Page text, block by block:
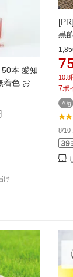
本 愛知
着色 お料
弁当、お
入り 国
赤い生姜
け
[PR]
黒
用
ょ
生
け
産
10.8
7ポ
70g
8/10